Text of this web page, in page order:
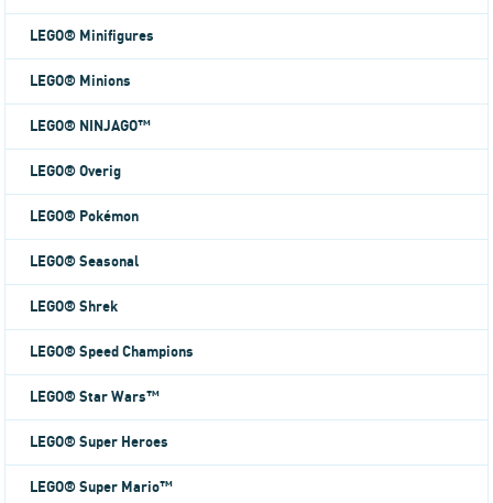
LEGO® Minifigures
LEGO® Minions
LEGO® NINJAGO™
LEGO® Overig
LEGO® Pokémon
LEGO® Seasonal
LEGO® Shrek
LEGO® Speed Champions
LEGO® Star Wars™
LEGO® Super Heroes
LEGO® Super Mario™